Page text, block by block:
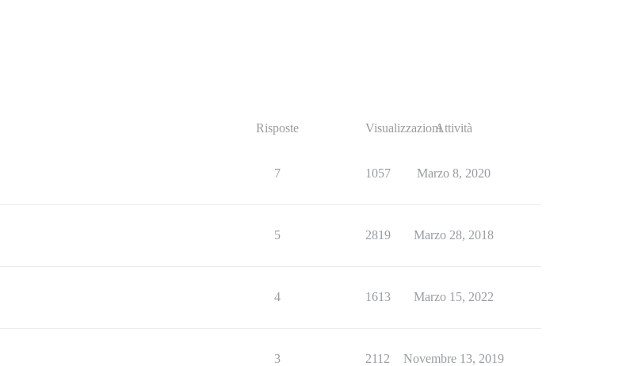
Risposte VisualizzazioniAttività
7 1057 Marzo 8, 2020
5 2819 Marzo 28, 2018
4 1613 Marzo 15, 2022
3 2112 Novembre 13, 2019